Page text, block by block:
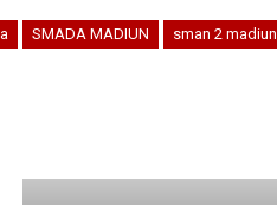
SMADA MADIUN sman 2 madiun